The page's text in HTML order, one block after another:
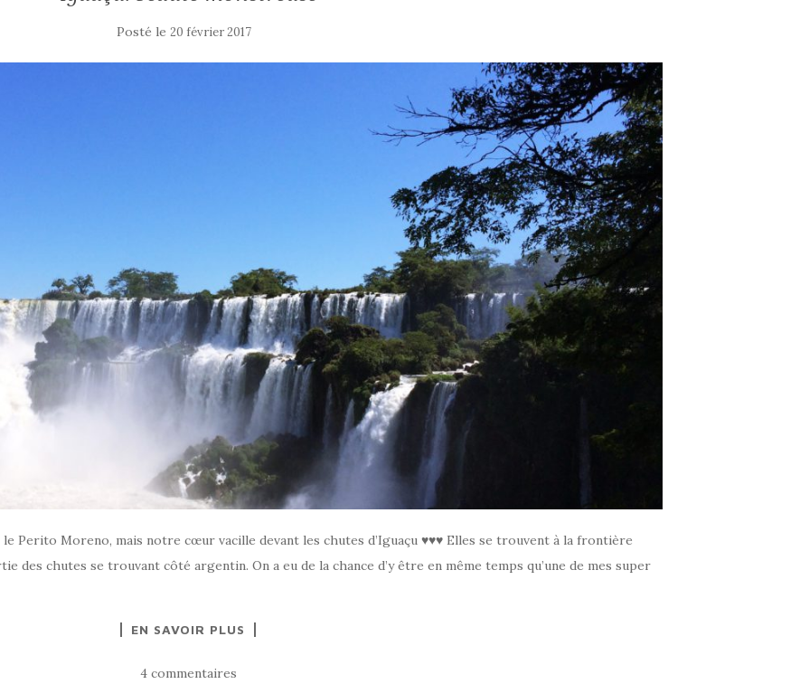
Posté le 20 février 2017
Perito Moreno, mais notre cœur vacille devant les chutes d’Iguaçu ♥♥♥ Elles se trouvent à la frontière
des chutes se trouvant côté argentin. On a eu de la chance d’y être en même temps qu’une de mes super
EN SAVOIR PLUS
4 commentaires